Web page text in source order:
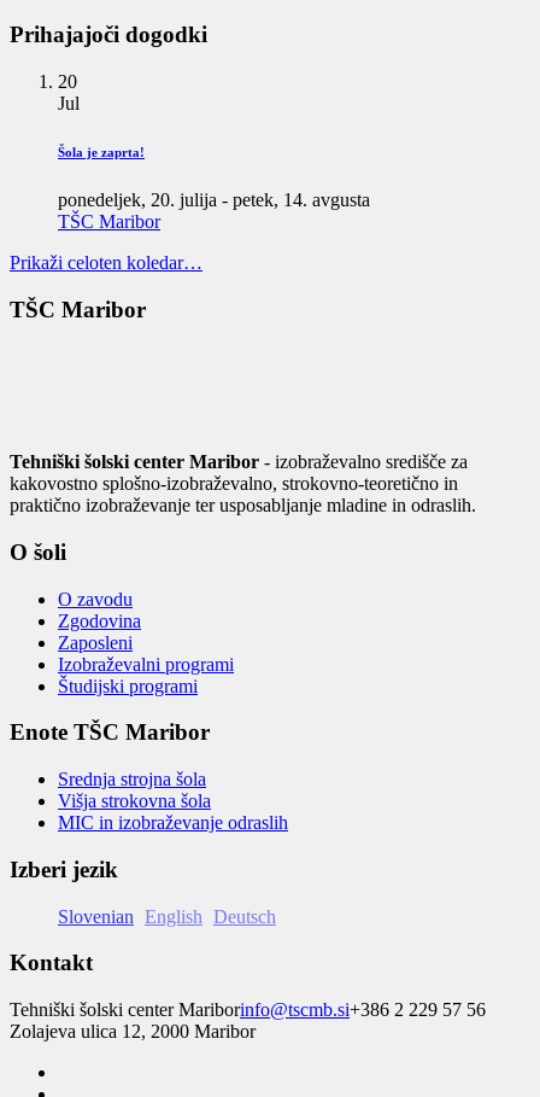
Prihajajoči dogodki
20
Jul
Šola je zaprta!
ponedeljek, 20. julija - petek, 14. avgusta
TŠC Maribor
Prikaži celoten koledar…
TŠC Maribor
Tehniški šolski center Maribor - izobraževalno središče za
kakovostno splošno-izobraževalno, strokovno-teoretično in
praktično izobraževanje ter usposabljanje mladine in odraslih.
O šoli
O zavodu
Zgodovina
Zaposleni
Izobraževalni programi
Študijski programi
Enote TŠC Maribor
Srednja strojna šola
Višja strokovna šola
MIC in izobraževanje odraslih
Izberi jezik
Slovenian English Deutsch
Kontakt
Tehniški šolski center Mariborinfo@tscmb.si+386 2 229 57 56
Zolajeva ulica 12, 2000 Maribor